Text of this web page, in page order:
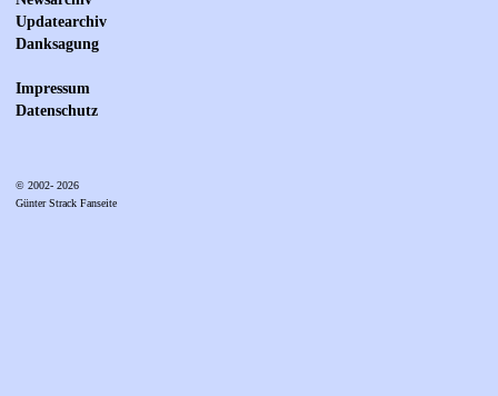
Updatearchiv
Danksagung
Impressum
Datenschutz
© 2002- 2026
Günter Strack Fanseite